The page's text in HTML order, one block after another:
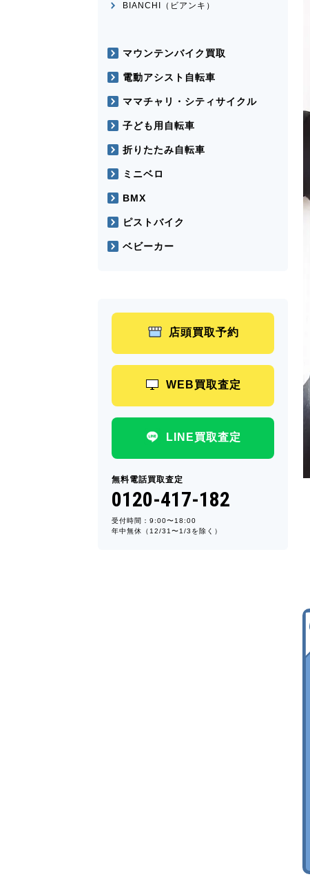
BIANCHI（ビアンキ）
マウンテンバイク買取
電動アシスト自転車
ママチャリ・シティサイクル
子ども用自転車
折りたたみ自転車
ミニベロ
BMX
ピストバイク
ベビーカー
店頭買取予約
WEB買取査定
LINE買取査定
無料電話買取査定
0120-417-182
受付時間：9:00〜18:00
年中無休（12/31〜1/3を除く）